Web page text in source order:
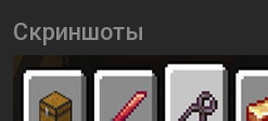
Скриншоты